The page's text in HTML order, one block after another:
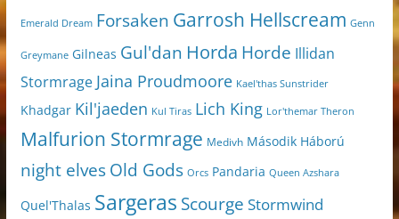
Emerald Dream Forsaken Garrosh Hellscream Genn
Greymane Gilneas Gul'dan Horda Horde Illidan
Stormrage Jaina Proudmoore Kael'thas Sunstrider
Khadgar Kil'jaeden Kul Tiras Lich King Lor'themar Theron
Malfurion Stormrage Medivh Második Háború
night elves Old Gods Orcs Pandaria Queen Azshara
Quel'Thalas Sargeras Scourge Stormwind